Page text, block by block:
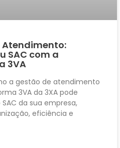
Atendimento:
SAC com a
3VA
a gestão de atendimento
3VA da 3XA pode
da sua empresa,
eficiência e